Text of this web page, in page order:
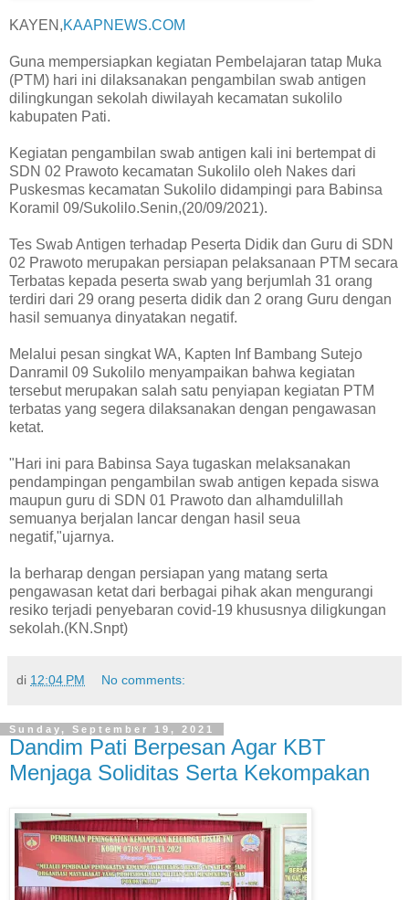
KAYEN,KAAPNEWS.COM
Guna mempersiapkan kegiatan Pembelajaran tatap Muka
(PTM) hari ini dilaksanakan pengambilan swab antigen
dilingkungan sekolah diwilayah kecamatan sukolilo
kabupaten Pati.
Kegiatan pengambilan swab antigen kali ini bertempat di
SDN 02 Prawoto kecamatan Sukolilo oleh Nakes dari
Puskesmas kecamatan Sukolilo didampingi para Babinsa
Koramil 09/Sukolilo.Senin,(20/09/2021).
Tes Swab Antigen terhadap Peserta Didik dan Guru di SDN
02 Prawoto merupakan persiapan pelaksanaan PTM secara
Terbatas kepada peserta swab yang berjumlah 31 orang
terdiri dari 29 orang peserta didik dan 2 orang Guru dengan
hasil semuanya dinyatakan negatif.
Melalui pesan singkat WA, Kapten Inf Bambang Sutejo
Danramil 09 Sukolilo menyampaikan bahwa kegiatan
tersebut merupakan salah satu penyiapan kegiatan PTM
terbatas yang segera dilaksanakan dengan pengawasan
ketat.
"Hari ini para Babinsa Saya tugaskan melaksanakan
pendampingan pengambilan swab antigen kepada siswa
maupun guru di SDN 01 Prawoto dan alhamdulillah
semuanya berjalan lancar dengan hasil seua
negatif,"ujarnya.
Ia berharap dengan persiapan yang matang serta
pengawasan ketat dari berbagai pihak akan mengurangi
resiko terjadi penyebaran covid-19 khususnya diligkungan
sekolah.(KN.Snpt)
di 12:04 PM No comments:
Sunday, September 19, 2021
Dandim Pati Berpesan Agar KBT
Menjaga Soliditas Serta Kekompakan